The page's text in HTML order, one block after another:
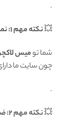
.
💥نکته مهم 1: نماد اعتماد الکترونیک
شما تومیس
چون سایت ما
.
💥نکته مهم 2: ضمانت برگشت